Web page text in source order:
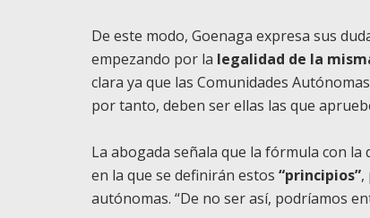
De este modo, Goenaga expresa sus
empezando por la legalidad de la
clara ya que las Comunidades
por tanto, deben ser ellas las que
La abogada señala que la fórmula con
en la que se definirán estos “principios”,
autónomas. “De no ser así, podríamos